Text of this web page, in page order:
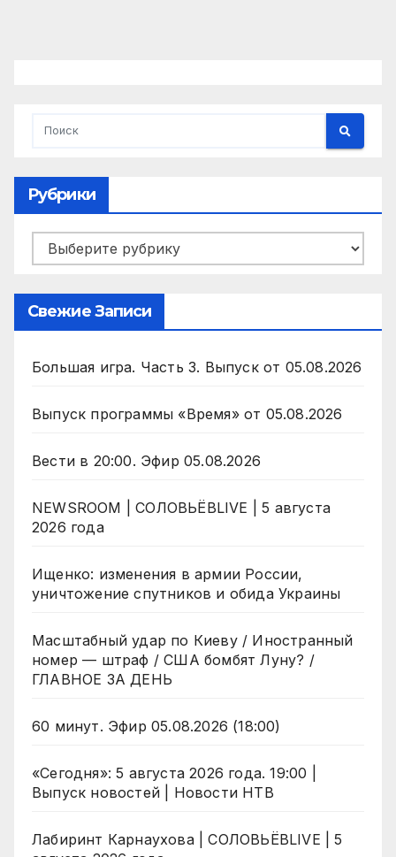
Рубрики
Рубрики
Свежие Записи
Большая игра. Часть 3. Выпуск от 05.08.2026
Выпуск программы «Время» от 05.08.2026
Вести в 20:00. Эфир 05.08.2026
NEWSROOM | СОЛОВЬЁВLIVE | 5 августа
2026 года
Ищенко: изменения в армии России,
уничтожение спутников и обида Украины
Масштабный удар по Киеву / Иностранный
номер — штраф / США бомбят Луну? /
ГЛАВНОЕ ЗА ДЕНЬ
60 минут. Эфир 05.08.2026 (18:00)
«Сегодня»: 5 августа 2026 года. 19:00 |
Выпуск новостей | Новости НТВ
Лабиринт Карнаухова | СОЛОВЬЁВLIVE | 5